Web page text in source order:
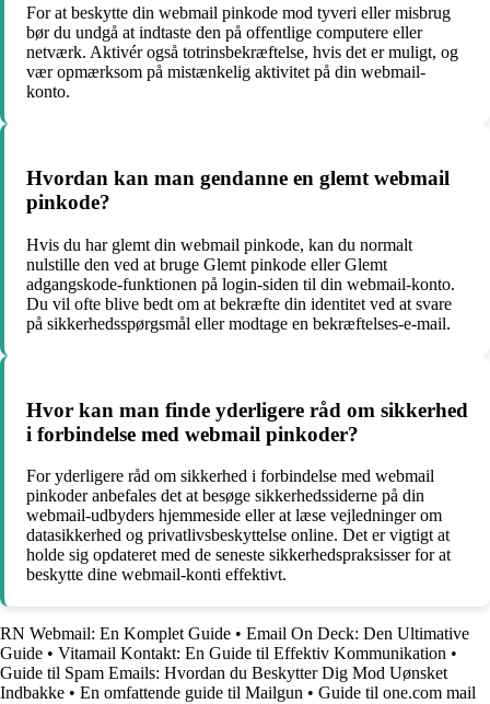
For at beskytte din webmail pinkode mod tyveri eller misbrug
bør du undgå at indtaste den på offentlige computere eller
netværk. Aktivér også totrinsbekræftelse, hvis det er muligt, og
vær opmærksom på mistænkelig aktivitet på din webmail-
konto.
Hvordan kan man gendanne en glemt webmail
pinkode?
Hvis du har glemt din webmail pinkode, kan du normalt
nulstille den ved at bruge Glemt pinkode eller Glemt
adgangskode-funktionen på login-siden til din webmail-konto.
Du vil ofte blive bedt om at bekræfte din identitet ved at svare
på sikkerhedsspørgsmål eller modtage en bekræftelses-e-mail.
Hvor kan man finde yderligere råd om sikkerhed
i forbindelse med webmail pinkoder?
For yderligere råd om sikkerhed i forbindelse med webmail
pinkoder anbefales det at besøge sikkerhedssiderne på din
webmail-udbyders hjemmeside eller at læse vejledninger om
datasikkerhed og privatlivsbeskyttelse online. Det er vigtigt at
holde sig opdateret med de seneste sikkerhedspraksisser for at
beskytte dine webmail-konti effektivt.
RN Webmail: En Komplet Guide • Email On Deck: Den Ultimative
Guide • Vitamail Kontakt: En Guide til Effektiv Kommunikation •
Guide til Spam Emails: Hvordan du Beskytter Dig Mod Uønsket
Indbakke • En omfattende guide til Mailgun • Guide til one.com mail